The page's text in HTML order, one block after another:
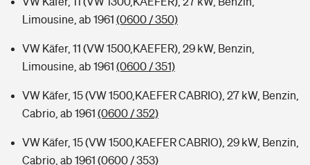
Limousine, ab 1961 (0600 / 350)
VW Käfer, 11 (VW 1500,KAEFER), 29 kW, Benzin,
Limousine, ab 1961 (0600 / 351)
VW Käfer, 15 (VW 1500,KAEFER CABRIO), 27 kW, Benzin,
Cabrio, ab 1961 (0600 / 352)
VW Käfer, 15 (VW 1500,KAEFER CABRIO), 29 kW, Benzin,
Cabrio, ab 1961 (0600 / 353)